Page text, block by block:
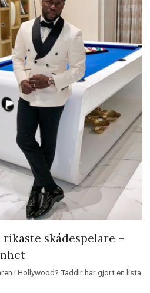
rikaste skådespelare –
i Hollywood? Taddlr har gjort en lista